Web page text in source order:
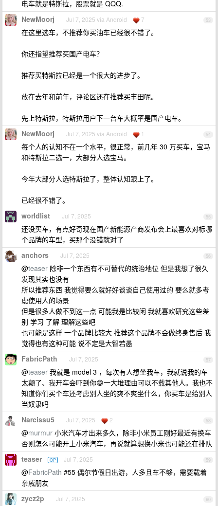
电车就是特斯拉，股票就是 QQQ.
53
NewMoorj Jul 7, 2025 via Android 7
在这里选车，不推荐你买油车已经很不错了。
你还指望推荐买国产电车？
推荐买特斯拉已经是一个很大的进步了。
放在去年和前年，评论区还在推荐买丰田呢。
先上特斯拉，特斯拉用户下一台车大概率是国产电车。
54
NewMoorj Jul 7, 2025 via Android 1
每个人的认知不在一个水平，很正常，前几年 30 万买车，宝马
和特斯拉二选一，大部分人选宝马。
今年大部分人选特斯拉了，整体认知跟上了。
已经很不错了。
55
worldlist Jul 7, 2025
还没买车，有点好奇现在国产新能源产商发布会上最喜欢对标哪
个品牌的车型，买那个没错就对了
56
anchors Jul 7, 2025
@teaser 除非一个东西有不可替代的统治地位 但是我想了很久
发现其实也没有
所以推荐东西 我觉得要么就好好谈谈自己使用过的 要么就多考
虑使用人的场景
但是很多人做不到这一点 可能我是比较闲 我就喜欢研究这些差
别 学习 了解 理解这些吧
也可能是这样 一个品牌比较大 推荐这个品牌不会做终身售后 我
觉得也有这种可能 说不定是大智若愚
57
FabricPath Jul 7, 2025
@teaser 我就是 model 3 ，每次有人想坐我车，我就说我的车
太颠了、我开车会吓到你😄一大堆理由可以不载其他人。我也不
知道你们买个车还考虑别人坐的爽不爽坐什么，你买车是给别人
当奴隶吗
58
Narcissu5 Jul 7, 2025 2
@murmur 小米汽车才出来多久，除非小米员工刚好最近有换车
否则怎么可能开上小米汽车，再说就算想换小米也可能还在排队
59
teaser OP Jul 7, 2025
@FabricPath #55 偶尔节假日出游，人多且车不够，需要载着
亲戚朋友
60
zycz2p Jul 7, 2025